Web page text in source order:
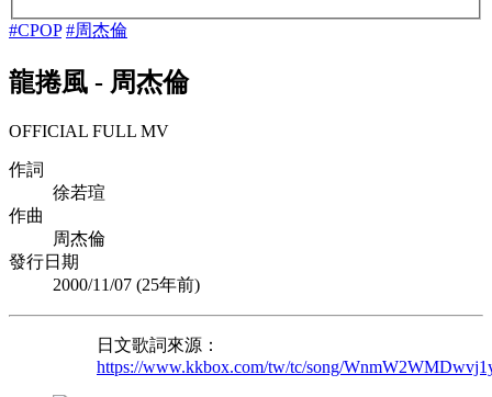
#CPOP #周杰倫
龍捲風 - 周杰倫
OFFICIAL FULL MV
作詞
徐若瑄
作曲
周杰倫
發行日期
2000/11/07 (25年前)
日文歌詞來源：
https://www.kkbox.com/tw/tc/song/